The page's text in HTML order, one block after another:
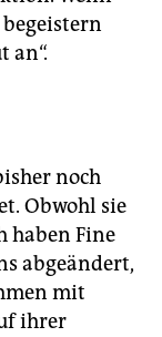
an“.
noch
Obwohl sie
haben Fine
abgeändert,
mit
ihrer